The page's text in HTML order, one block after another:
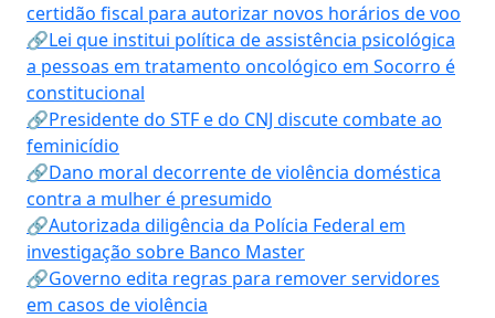
certidão fiscal para autorizar novos horários de voo
🔗Lei que institui política de assistência psicológica
a pessoas em tratamento oncológico em Socorro é
constitucional
🔗Presidente do STF e do CNJ discute combate ao
feminicídio
🔗Dano moral decorrente de violência doméstica
contra a mulher é presumido
🔗Autorizada diligência da Polícia Federal em
investigação sobre Banco Master
🔗Governo edita regras para remover servidores
em casos de violência